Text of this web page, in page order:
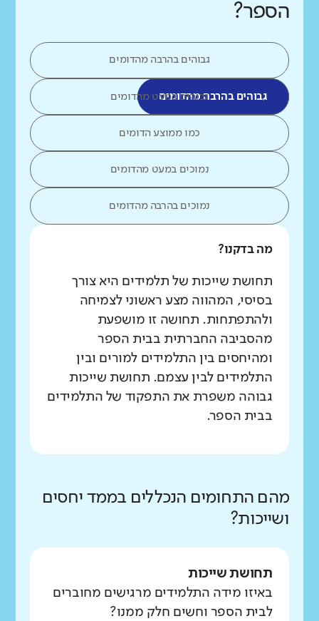
הספר?
גבוהים בהרבה מהדומים
גבוהים בהרבה מהדומיםגבוהים במעט מהדומים
כמו ממוצע הדומים
נמוכים במעט מהדומים
נמוכים בהרבה מהדומים
מה בדקנו?
תחושת שייכות של תלמידים היא צורך
בסיסי, המהווה מצע ראשוני לצמיחה
ולהתפתחות. תחושה זו מושפעת
מהסביבה החברתית בבית הספר
ומהיחסים בין התלמידים למורים ובין
התלמידים לבין עצמם. תחושת שייכות
גבוהה משפרת את התפקוד של התלמידים
בבית הספר.
מהם התחומים הנכללים בממד יחסים
ושייכות?
תחושת שייכות
באיזו מידה התלמידים מרגישים מחוברים
לבית הספר וחשים חלק ממנו?